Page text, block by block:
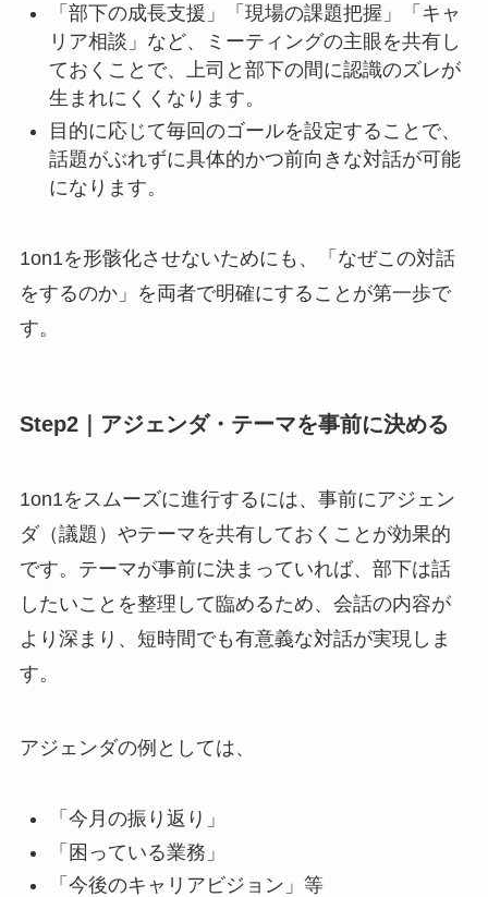
「部下の成長支援」「現場の課題把握」「キャ
リア相談」など、ミーティングの主眼を共有し
ておくことで、上司と部下の間に認識のズレが
生まれにくくなります。
目的に応じて毎回のゴールを設定することで、
話題がぶれずに具体的かつ前向きな対話が可能
になります。
1on1を形骸化させないためにも、「なぜこの対話
をするのか」を両者で明確にすることが第一歩で
す。
Step2｜アジェンダ・テーマを事前に決める
1on1をスムーズに進行するには、事前にアジェン
ダ（議題）やテーマを共有しておくことが効果的
です。テーマが事前に決まっていれば、部下は話
したいことを整理して臨めるため、会話の内容が
より深まり、短時間でも有意義な対話が実現しま
す。
アジェンダの例としては、
「今月の振り返り」
「困っている業務」
「今後のキャリアビジョン」等